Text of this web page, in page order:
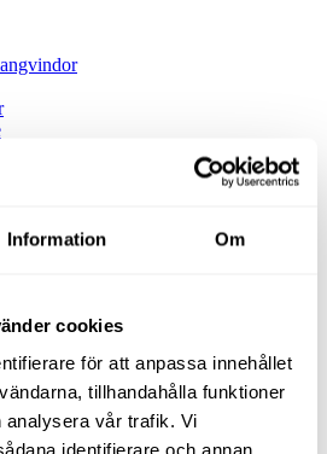
Information Om
cookies
för att anpassa innehållet
tillhandahålla funktioner
vår trafik. Vi
identifierare och annan
& Våtdammsugare
Textil- & våtdammsugare